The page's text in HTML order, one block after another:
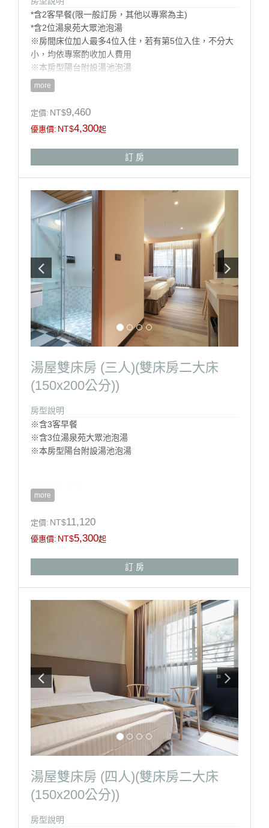
*含2客早餐(限一般訂房，其他以專案為主)
*含2位湯泉苑大眾池泡湯
※房間床位加人最多4位入住，若有第5位入住，不分大
小，均依專案酌收加人費用
※本房型陽台附設湯池泡湯
※床型:二大床 150cm X 200cm
※房間坪數:10坪
※淋浴設備(本房型陽台附設湯池泡湯)、吹風機、盥洗毛
※請自行攜帶泳裝(泳帽、泳褲、泳衣)
※湯泉苑大眾池泡湯區營業時間- 08：00-22：00
房型設備
more
定價: NT$9,460
優惠價: NT$4,300起
訂 房
湯屋雙床房 (三人)(雙床房二大床
(150x200公分))
房型說明
※含3客早餐
※含3位湯泉苑大眾池泡湯
※本房型陽台附設湯池泡湯
房型設施介紹
※床型:二大床 150cm X 200cm
※房間坪數:10坪
※本館房型不提供加床服務
※淋浴設備(本房型陽台附設湯池泡湯)、吹風機、盥洗毛
※自助式早餐、泡湯券、免費停車。
more
定價: NT$11,120
優惠價: NT$5,300起
訂 房
湯屋雙床房 (四人)(雙床房二大床
(150x200公分))
房型說明